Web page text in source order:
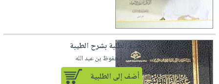
عنية الطلبة بشرح الطيبة
لـ محمد محفوظ بن عبد الله
أضف إلى الطلبية